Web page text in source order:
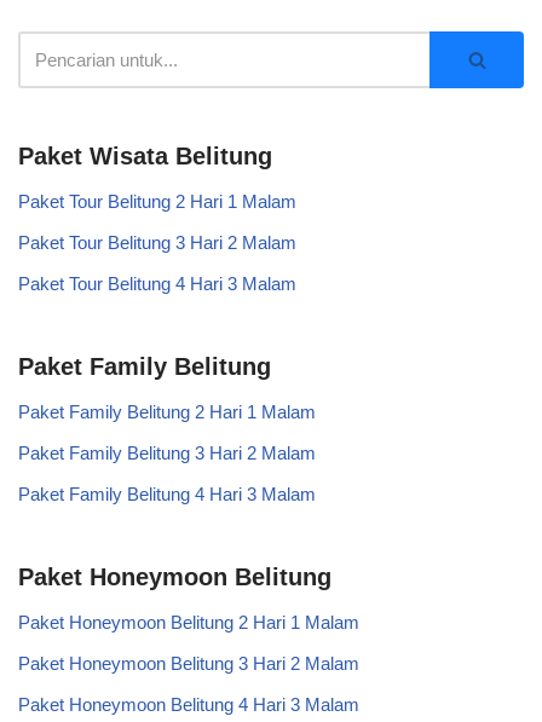
Paket Wisata Belitung
Paket Tour Belitung 2 Hari 1 Malam
Paket Tour Belitung 3 Hari 2 Malam
Paket Tour Belitung 4 Hari 3 Malam
Paket Family Belitung
Paket Family Belitung 2 Hari 1 Malam
Paket Family Belitung 3 Hari 2 Malam
Paket Family Belitung 4 Hari 3 Malam
Paket Honeymoon Belitung
Paket Honeymoon Belitung 2 Hari 1 Malam
Paket Honeymoon Belitung 3 Hari 2 Malam
Paket Honeymoon Belitung 4 Hari 3 Malam